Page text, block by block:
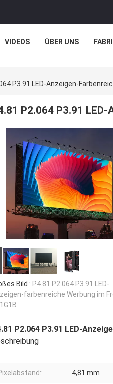
VIDEOS ÜBER UNS
P3.91 LED-Anzeigen-
P2.064 P3.91
Bild : P4.81 P2.064 P3.91 LED-
farbenreiche Werbung im
P2.064 P3.91 LED-
4,81 mm